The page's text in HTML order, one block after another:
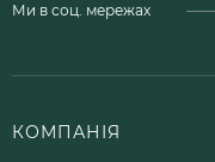
Ми в соц. мережах
КОМПАНІЯ